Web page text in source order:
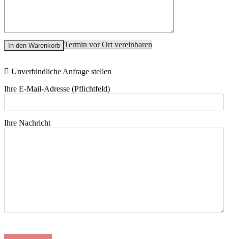
In den Warenkorb Termin vor Ort vereinbaren
Unverbindliche Anfrage stellen
Ihre E-Mail-Adresse (Pflichtfeld)
Ihre Nachricht